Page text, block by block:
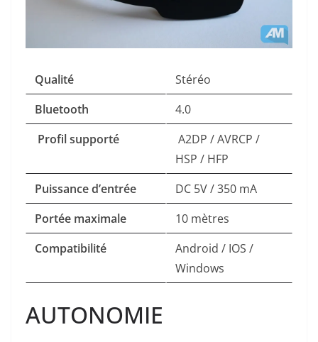
Qualité
Stéréo
Bluetooth
4.0
Profil supporté
A2DP / AVRCP /
HSP / HFP
Puissance d’entrée
DC 5V / 350 mA
Portée maximale
10 mètres
Compatibilité
Android / IOS /
Windows
AUTONOMIE